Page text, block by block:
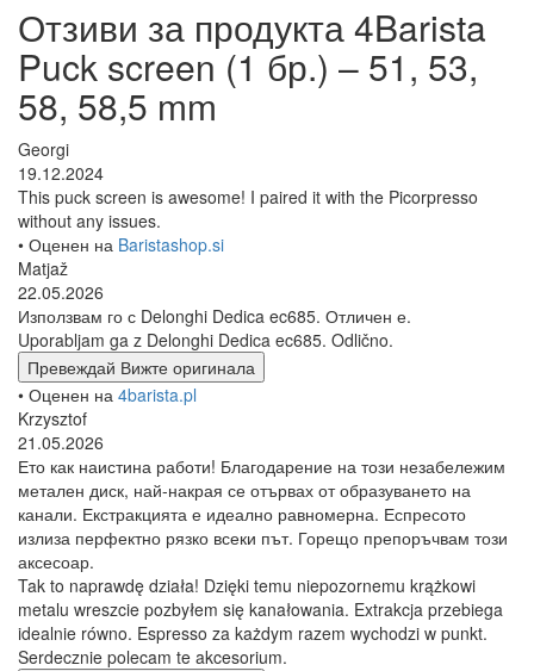
Отзиви за продукта 4Barista
Puck screen (1 бр.) – 51, 53,
58, 58,5 mm
Georgi
19.12.2024
This puck screen is awesome! I paired it with the Picorpresso
without any issues.
• Оценен на Baristashop.si
Matjaž
22.05.2026
Използвам го с Delonghi Dedica ec685. Отличен е.
Uporabljam ga z Delonghi Dedica ec685. Odlično.
Превеждай Вижте оригинала
• Оценен на 4barista.pl
Krzysztof
21.05.2026
Ето как наистина работи! Благодарение на този незабележим
метален диск, най-накрая се отървах от образуването на
канали. Екстракцията е идеално равномерна. Еспресото
излиза перфектно рязко всеки път. Горещо препоръчвам този
аксесоар.
Tak to naprawdę działa! Dzięki temu niepozornemu krążkowi
metalu wreszcie pozbyłem się kanałowania. Extrakcja przebiega
idealnie równo. Espresso za każdym razem wychodzi w punkt.
Serdecznie polecam te akcesorium.